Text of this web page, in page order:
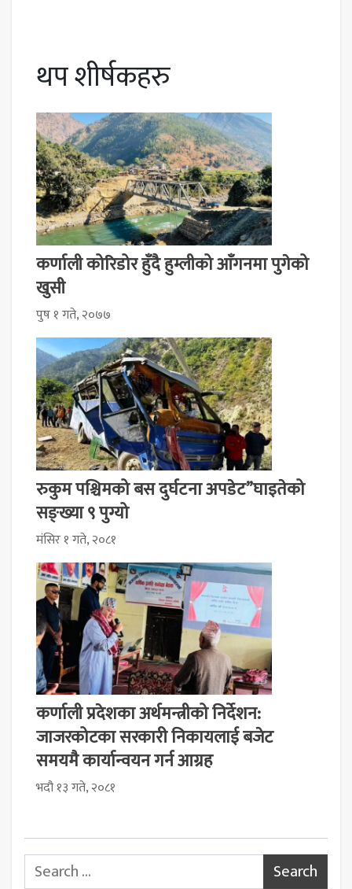
थप शीर्षकहरु
कर्णाली कोरिडोर हुँदै हुम्लीको आँगनमा पुगेको
खुसी
पुष १ गते, २०७७
रुकुम पश्चिमको बस दुर्घटना अपडेट”घाइतेको
सङ्ख्या ९ पुग्यो
मंसिर १ गते, २०८१
कर्णाली प्रदेशका अर्थमन्त्रीको निर्देशन:
जाजरकोटका सरकारी निकायलाई बजेट
समयमै कार्यान्वयन गर्न आग्रह
भदौ १३ गते, २०८१
Search for: